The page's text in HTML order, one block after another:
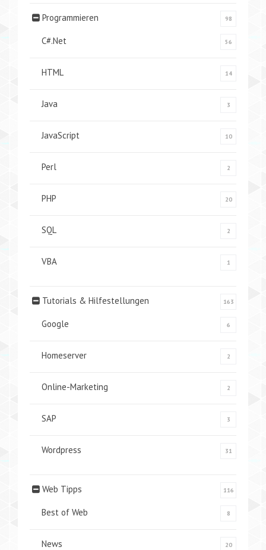
Programmieren 98
C#.Net 56
HTML 14
Java 3
JavaScript 10
Perl 2
PHP 20
SQL 2
VBA 1
Tutorials & Hilfestellungen 163
Google 6
Homeserver 2
Online-Marketing 2
SAP 3
Wordpress 31
Web Tipps 116
Best of Web 8
News 20